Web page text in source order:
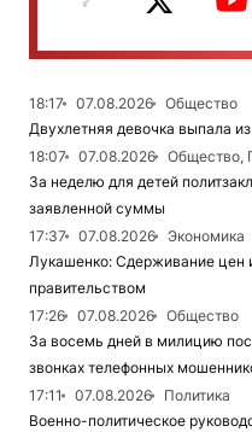
18:17 07.08.2026
Общество
Двухлетняя девочка выпала
18:07
07.08.2026
Общество,
За неделю для детей
заявленной суммы
17:37
07.08.2026
Экономика
Лукашенко: Сдерживание цен
правительством
17:26
07.08.2026
Общество
За восемь дней в милицию
звонках телефонных
17:11
07.08.2026
Политика
Военно-политическое